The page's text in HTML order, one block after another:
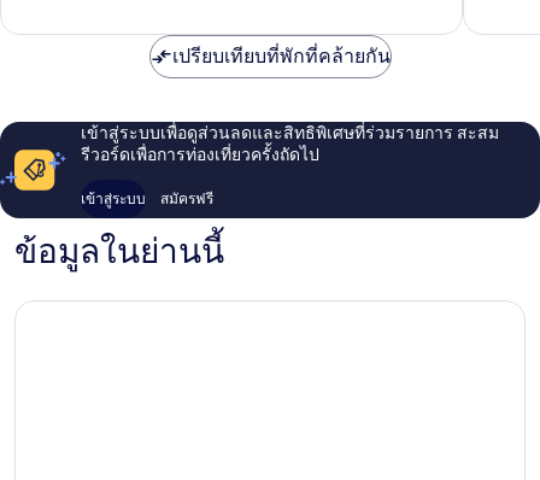
ซี
in
รีวิว
ซี
เปรียบเทียบที่พักที่คล้ายกัน
เข้าสู่ระบบเพื่อดูส่วนลดและสิทธิพิเศษที่ร่วมรายการ สะสม
รีวอร์ดเพื่อการท่องเที่ยวครั้งถัดไป
เข้าสู่ระบบ สมัครฟรี
ข้อมูลในย่านนี้